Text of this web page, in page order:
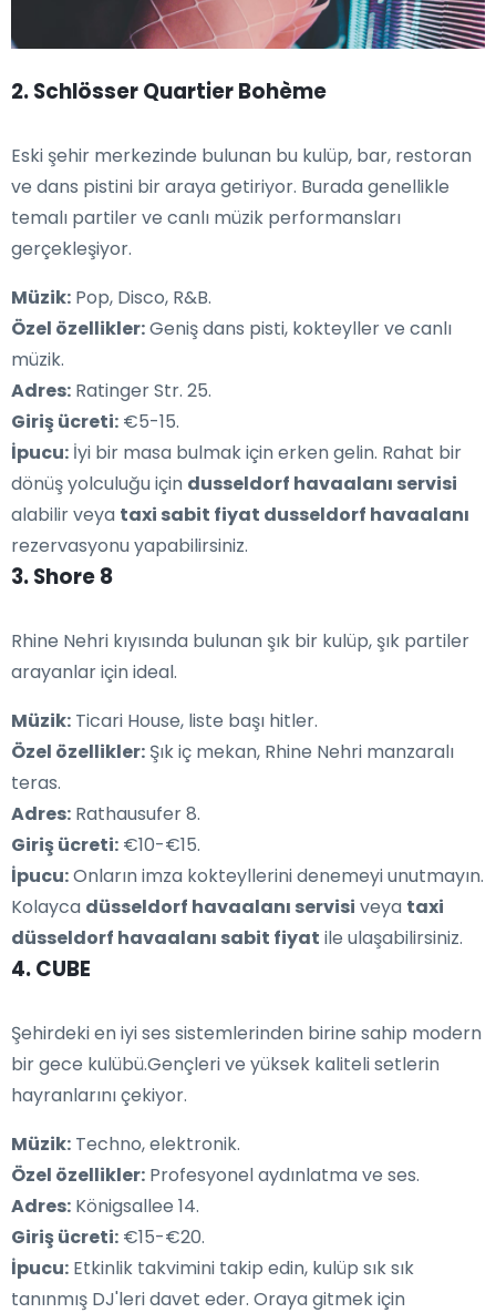
2. Schlösser Quartier Bohème
Eski şehir merkezinde bulunan bu kulüp, bar, restoran
ve dans pistini bir araya getiriyor. Burada genellikle
temalı partiler ve canlı müzik performansları
gerçekleşiyor.
Müzik: Pop, Disco, R&B.
Özel özellikler:Geniş dans pisti, kokteyller ve canlı
müzik.
Adres: Ratinger Str. 25.
Giriş ücreti: €5-15.
İpucu: İyi bir masa bulmak için erken gelin. Rahat bir
dönüş yolculuğu için dusseldorf havaalanı servisi
alabilir veya taxi sabit fiyat dusseldorf havaalanı
rezervasyonu yapabilirsiniz.
3. Shore 8
Rhine Nehri kıyısında bulunan şık bir kulüp, şık partiler
arayanlar için ideal.
Müzik: Ticari House, liste başı hitler.
Özel özellikler: Şık iç mekan, Rhine Nehri manzaralı
teras.
Adres: Rathausufer 8.
Giriş ücreti: €10-€15.
İpucu:Onların imza kokteyllerini denemeyi unutmayın.
Kolayca düsseldorf havaalanı servisi veya taxi
düsseldorf havaalanı sabit fiyat ile ulaşabilirsiniz.
4. CUBE
Şehirdeki en iyi ses sistemlerinden birine sahip modern
bir gece kulübü.Gençleri ve yüksek kaliteli setlerin
hayranlarını çekiyor.
Müzik: Techno, elektronik.
Özel özellikler: Profesyonel aydınlatma ve ses.
Adres: Königsallee 14.
Giriş ücreti: €15-€20.
İpucu: Etkinlik takvimini takip edin, kulüp sık ​​sık
tanınmış DJ'leri davet eder. Oraya gitmek için